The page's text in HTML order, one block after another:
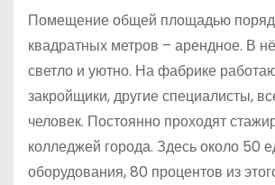
Помещение общей площадью
квадратных метров – арендное. В
светло и уютно. На фабрике
закройщики, другие специалисты,
человек. Постоянно проходят
колледжей города. Здесь около 50
оборудования, 80 процентов из